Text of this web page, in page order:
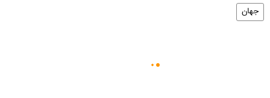
جهان